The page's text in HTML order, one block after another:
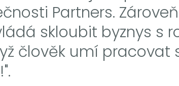
Partners.
skloubit byznys s
člověk umí pracovat